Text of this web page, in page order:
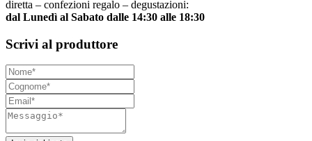
diretta – confezioni regalo – degustazioni:
dal Lunedì al Sabato dalle 14:30 alle 18:30
Scrivi al produttore